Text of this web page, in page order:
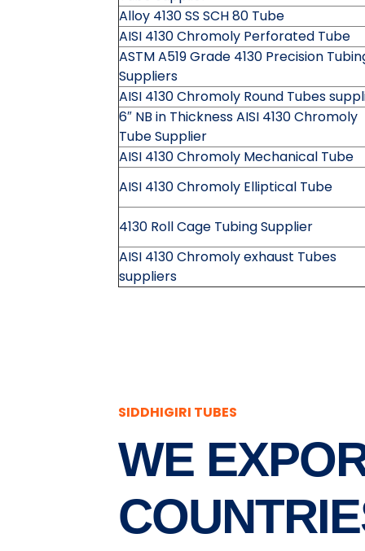
Alloy 4130 SS SCH 80 Tube
AISI 4130 Chromoly Perforated Tube
ASTM A519 Grade 4130 Precision
Suppliers
AISI 4130 Chromoly Round Tubes
6″ NB in Thickness AISI 4130 Chromoly
Tube Supplier
AISI 4130 Chromoly Mechanical Tube
AISI 4130 Chromoly Elliptical Tube
4130 Roll Cage Tubing Supplier
AISI 4130 Chromoly exhaust Tubes
suppliers
SIDDHIGIRI TUBES
WE